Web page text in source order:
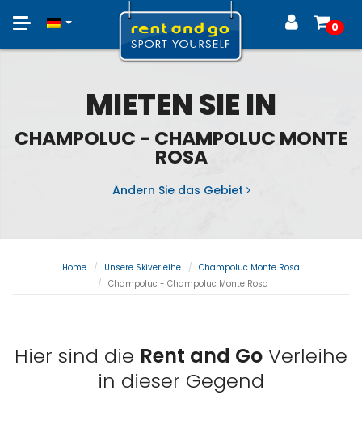
Toggle
0
MIETEN SIE IN
CHAMPOLUC - CHAMPOLUC MONTE
ROSA
Ändern Sie das Gebiet
Home Unsere Skiverleihe
Champoluc Monte Rosa
Champoluc - Champoluc Monte Rosa
Hier sind die Rent and Go Verleihe
in dieser Gegend